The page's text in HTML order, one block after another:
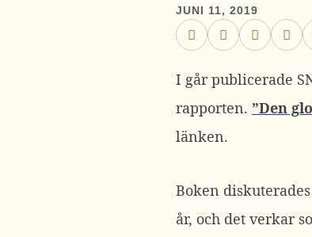
JUNI 11, 2019
I går publicerade
rapporten. ”Den
länken.
Boken
år, och det verkar